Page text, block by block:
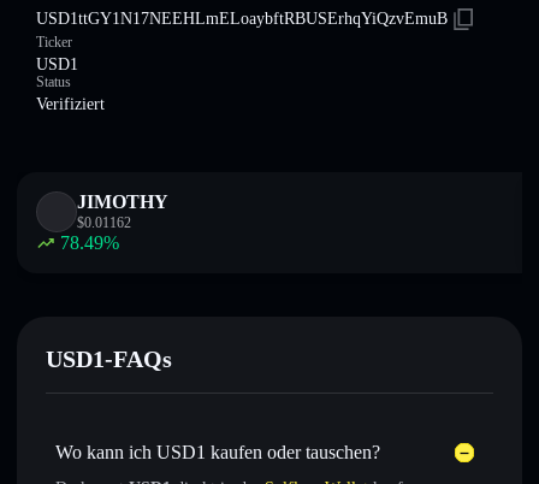
USD1ttGY1N17NEEHLmELoaybftRBUSErhqYiQzvEmuB
Ticker
USD1
Status
Verifiziert
JIMOTHY
$0.01162
78.49%
USD1-FAQs
Wo kann ich USD1 kaufen oder tauschen?